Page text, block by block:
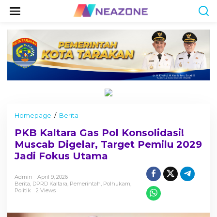
Homepage / Berita
B
K
a
l
r
a
PKB Kaltara Gas Pol Konsolidasi!
Muscab Digelar, Target Pemilu 2029
Jadi Fokus Utama
Admin
April 9, 2026
Berita, DPRD Kaltara, Pemerintah, Polhukam,
Politik
2 Views